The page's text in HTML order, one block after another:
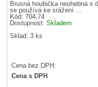
Brusná houbička neohebná s
se používá ke srážení ...
Kód: 704,74
Dostupnost:Skladem
Sklad: 3 ks
Cena bez DPH:
Cena s DPH